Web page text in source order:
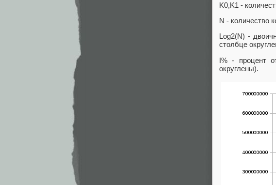
K0,K1 -
N - количество
Log2(N) -
столбце
I% - процент
округлены).